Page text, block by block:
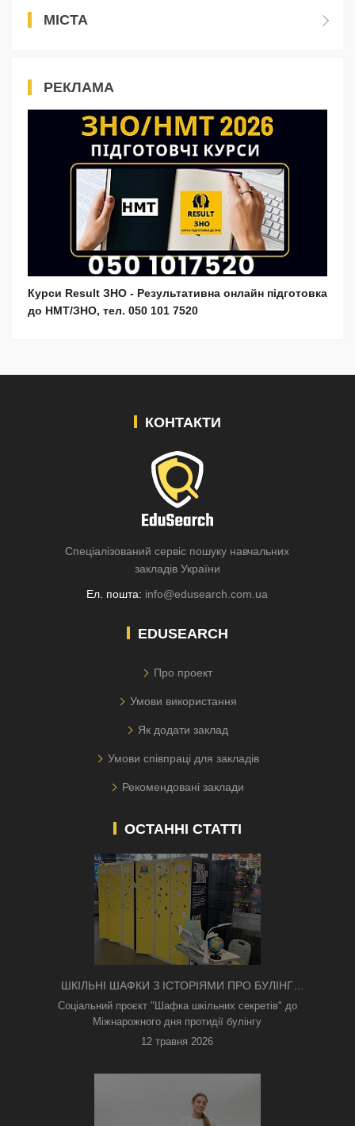
МІСТА
РЕКЛАМА
Курси Result ЗНО - Результативна онлайн підготовка
до НМТ/ЗНО, тел. 050 101 7520
КОНТАКТИ
Спеціалізований сервіс пошуку навчальних
закладів України
Ел. пошта: info@edusearch.com.ua
EDUSEARCH
Про проект
Умови використання
Як додати заклад
Умови співпраці для закладів
Рекомендовані заклади
ОСТАННІ СТАТТІ
ШКІЛЬНІ ШАФКИ З ІСТОРІЯМИ ПРО БУЛІНГ
З'ЯВИЛИСЯ В КИЄВІ
Соціальний проєкт "Шафка шкільних секретів" до
Міжнарожного дня протидії булінгу
12 травня 2026